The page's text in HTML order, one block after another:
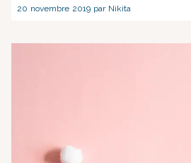
20 novembre 2019 par Nikita